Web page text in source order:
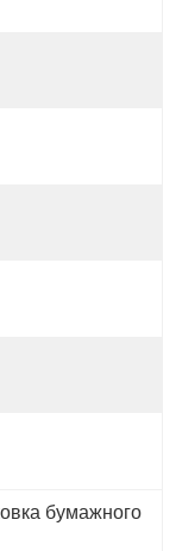
бумажного